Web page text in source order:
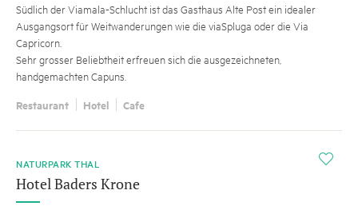
Südlich der Viamala-Schlucht ist das Gasthaus Alte Post ein idealer
Ausgangsort für Weitwanderungen wie die viaSpluga oder die Via
Capricorn.
Sehr grosser Beliebtheit erfreuen sich die ausgezeichneten,
handgemachten Capuns.
Restaurant Hotel Cafe
i
NATURPARK THAL
Hotel Baders Krone